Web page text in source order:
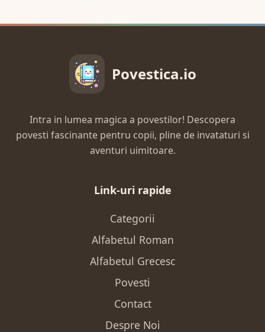
Povestica.io
Intra in lumea magica a povestilor! Descopera
povesti fascinante pentru copii, pline de invataturi si
aventuri uimitoare.
Link-uri rapide
Categorii
Alfabetul Roman
Alfabetul Grecesc
Povesti
Contact
Despre Noi